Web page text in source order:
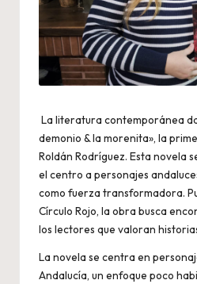
La literatura contemporánea
demonio & la morenita», la
Roldán Rodríguez. Esta novela
el centro a personajes
como fuerza transformadora.
Círculo Rojo, la obra busca
los lectores que valoran
La novela se centra en
Andalucía, un enfoque poco